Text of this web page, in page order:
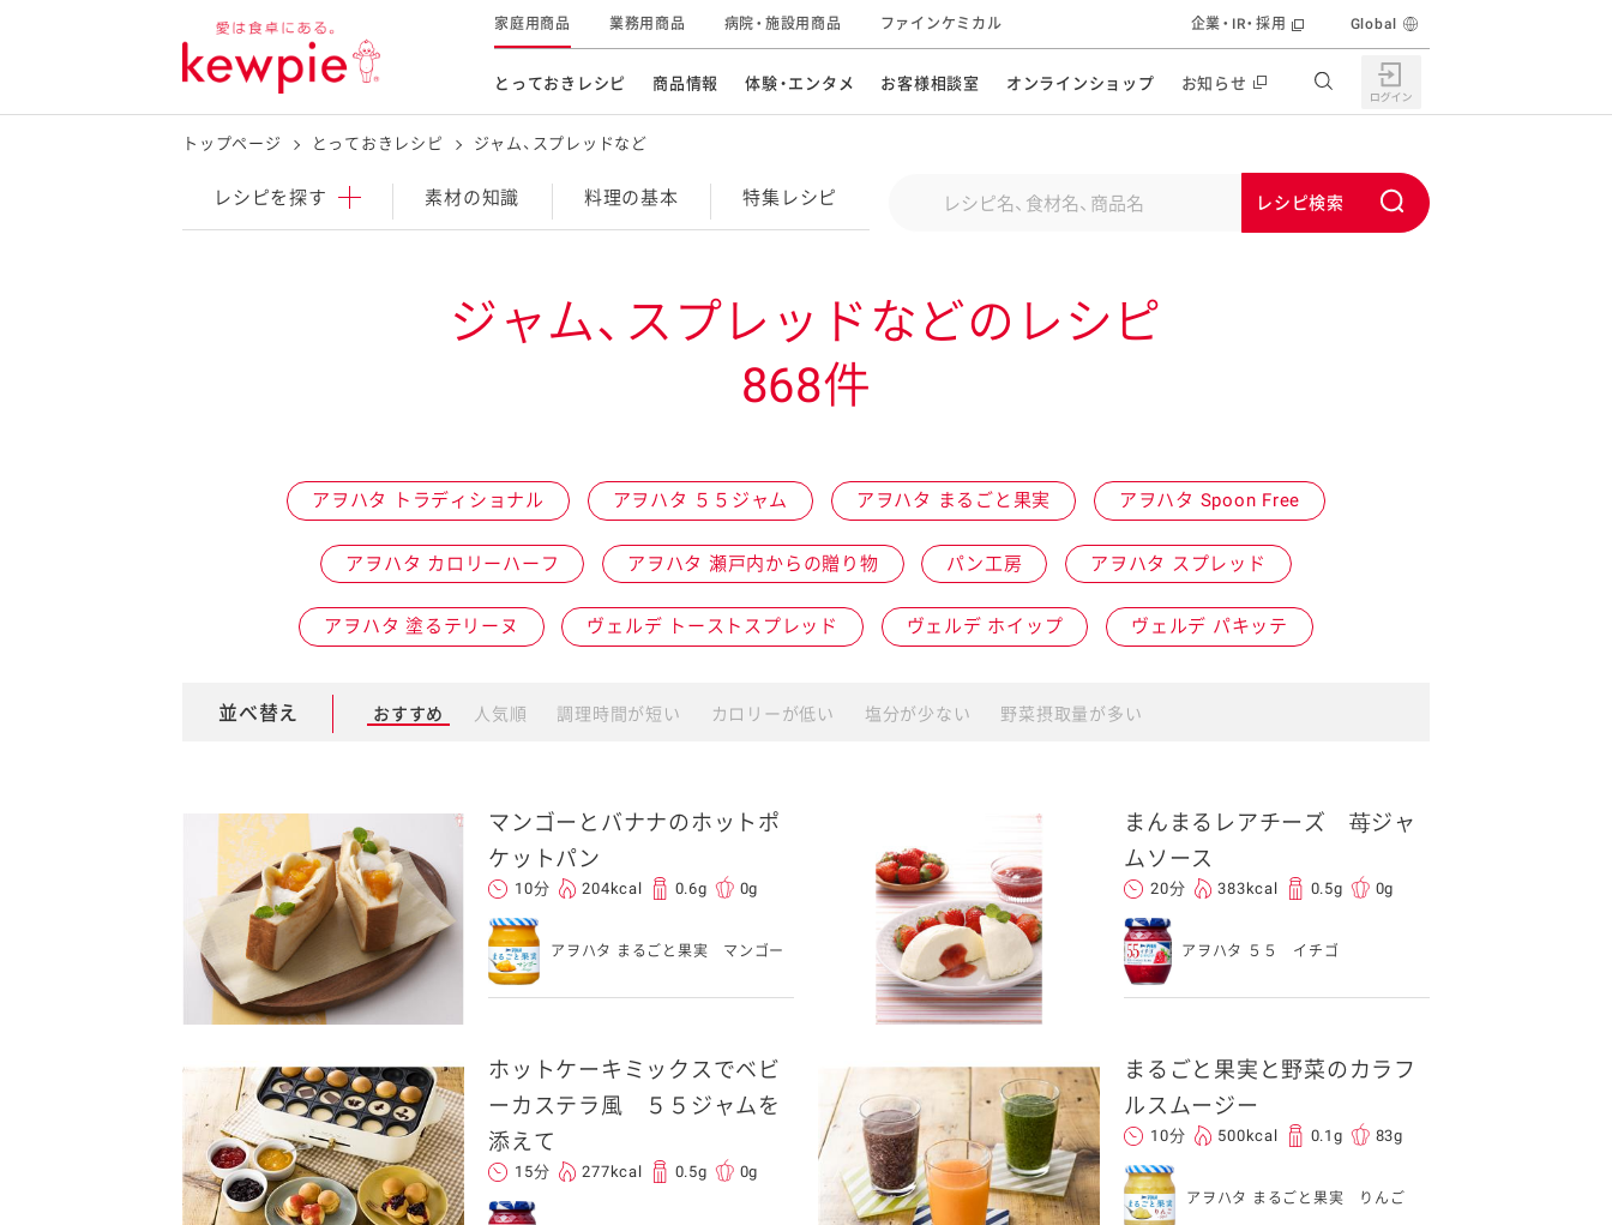
とっておきレシピ
特集レシピ
おすすめの特設サイト
キユーピー マヨネーズキッチン
おうちで作るポテトサラダ
おうちでミールストック
みんなの食と健康応援
商品情報
ドレッシングなど
料理の素・調理ソース 素材
卵関連品 介護食
ベビーフード・幼児食
ジャム、スプレッドなど パッケージサラダ
その他の商品サイト
体験・エンタメ
深谷テラス ヤサイな
おたのしみコンテンツ
キユーピー３分
テレビ・ラジオ
キャンペーン・イベント
イベント協賛
お客様相談室 オンラインショップ
キユーピーウエルネス
お知らせ
家庭用商品 業務用商品 病院・施設用商品 ファインケミカル 企業・IR・採用
企業情報 グループの事業 食育活動
サステナビリティ 研究開発 株主・投資家の皆様へ
Global
トップページ とっておきレシピ ジャム、スプレッドなど
レシピを探す 素材の知識 料理の基本 特集 レシピ
ジャム、スプレッドなどのレシピ
868件
アヲハタ トラディショナル アヲハタ ５５ジャム アヲハタ まるごと果実 アヲハタ Spoon Free
アヲハタ カロリーハーフ アヲハタ 瀬戸内からの贈り物 パン工房 アヲハタ スプレッド
アヲハタ 塗るテリーヌ ヴェルデ トーストスプレッド ヴェルデ ホイップ ヴェルデ パキッテ
並べ替え おすすめ 人気順 調理時間が短い カロリーが低い 塩分が少ない 野菜摂取量が多い
マンゴーとバナナのホットポ
ケットパン
10分 204kcal 0.6g 0g
アヲハタ まるごと果実 マンゴー
まんまるレアチーズ 苺ジャ
ムソース
20分 383kcal 0.5g 0g
アヲハタ ５５ イチゴ
ホットケーキミックスでベビ
ーカステラ風 ５５ジャムを
添えて
15分 277kcal 0.5g 0g
まるごと果実と野菜のカラフ
ルスムージー
10分 500kcal 0.1g 83g
アヲハタ まるごと果実 りんご